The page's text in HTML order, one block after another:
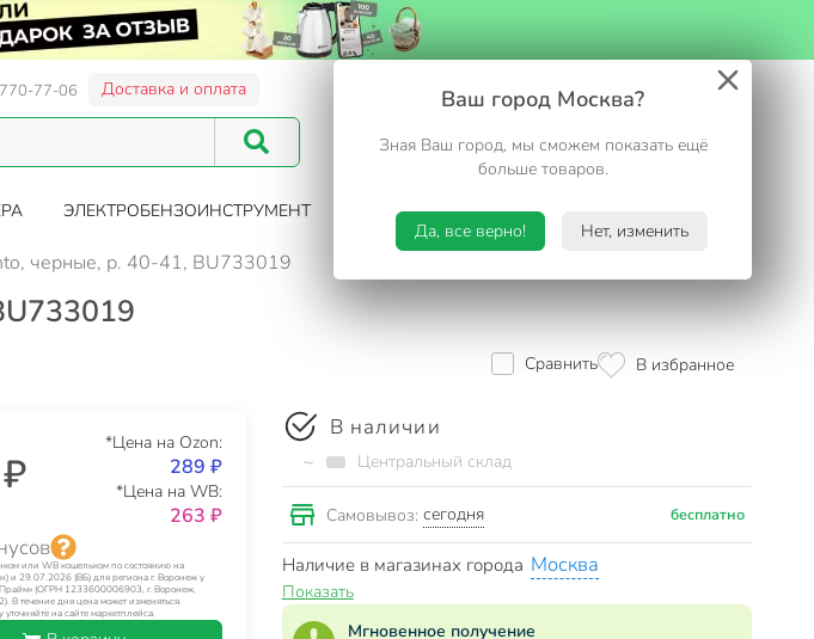
Ваш город Москва?
Зная Ваш город, мы сможем показать ещё
больше товаров.
Да, все верно! Нет, изменить
77-06 Доставка и оплата
Корзина
ЭЛЕКТРОБЕНЗОИНСТРУМЕНТ САД И ОГОРОД ТУРИЗМ. ОТДЫХ НА ДАЧЕ
черные, р. 40-41, BU733019
Сравнить В избранное
*Цена на Ozon:
289 ₽
*Цена на WB:
263 ₽
или WB кошельком по состоянию на
и 29.07.2026 (ВБ) для региона г. Воронеж у
(ОГРН 1233600006903, г. Воронеж,
В течение дня цена может изменяться.
на сайте маркетплейса.
В наличии
~ Центральный склад
Самовывоз: сегодня бесплатно
Наличие в магазинах города Москва
Показать
Мгновенное получение